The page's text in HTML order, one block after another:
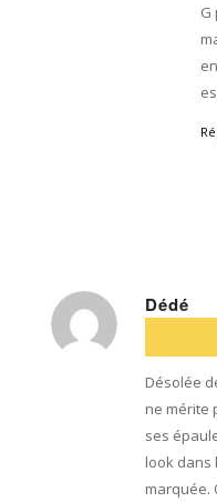
G
Dédé
:
Désolée
ne mérite
ses
look dans
marquée.